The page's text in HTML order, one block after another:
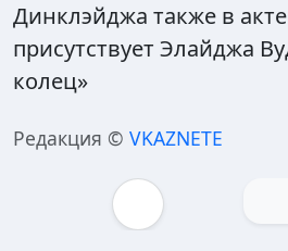
Динклэйджа также в
присутствует Элайджа
колец»
Редакция © VKAZNETE